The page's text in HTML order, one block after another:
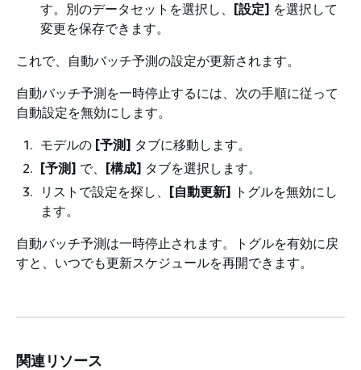
す。別のデータセットを選択し、
[設定] を選択して
変更を保存できます。
これで、自動バッチ予測の設定が更新されます。
自動バッチ予測を一時停止するには、次の手順に従って
自動設定を無効にします。
モデルの [予測] タブに移動します。
[予測] で、 [構成] タブを選択します。
リストで設定を探し、
[自動更新]
トグルを無効にし
ます。
自動バッチ予測は一時停止されます。トグルを有効に戻
すと、いつでも更新スケジュールを再開できます。
関連リソース